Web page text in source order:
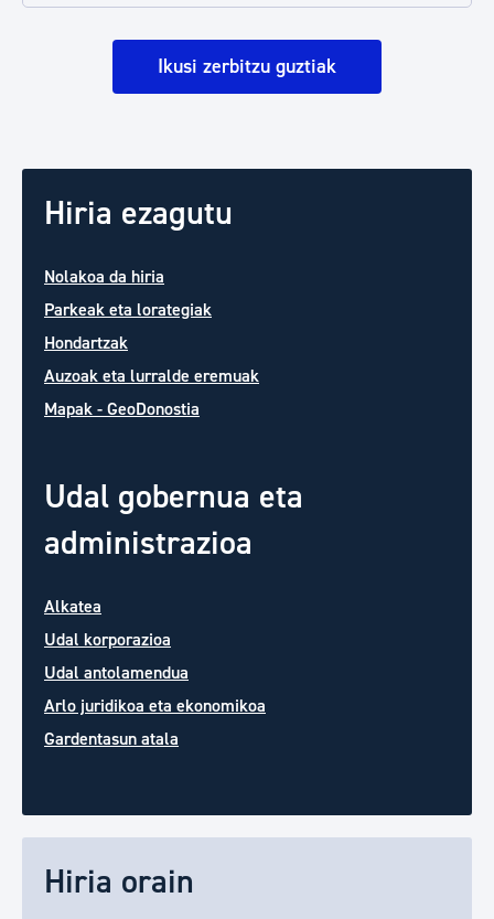
Ikusi zerbitzu guztiak
Hiria ezagutu
Nolakoa da hiria
Parkeak eta lorategiak
Hondartzak
Auzoak eta lurralde eremuak
Mapak - GeoDonostia
Udal gobernua eta
administrazioa
Alkatea
Udal korporazioa
Udal antolamendua
Arlo juridikoa eta ekonomikoa
Gardentasun atala
Hiria orain